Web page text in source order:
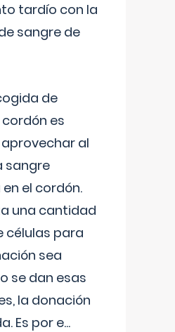
tardío con la
sangre de
de
es
al
sangre
el cordón.
una cantidad
células para
sea
se dan esas
la donación
Es por e...